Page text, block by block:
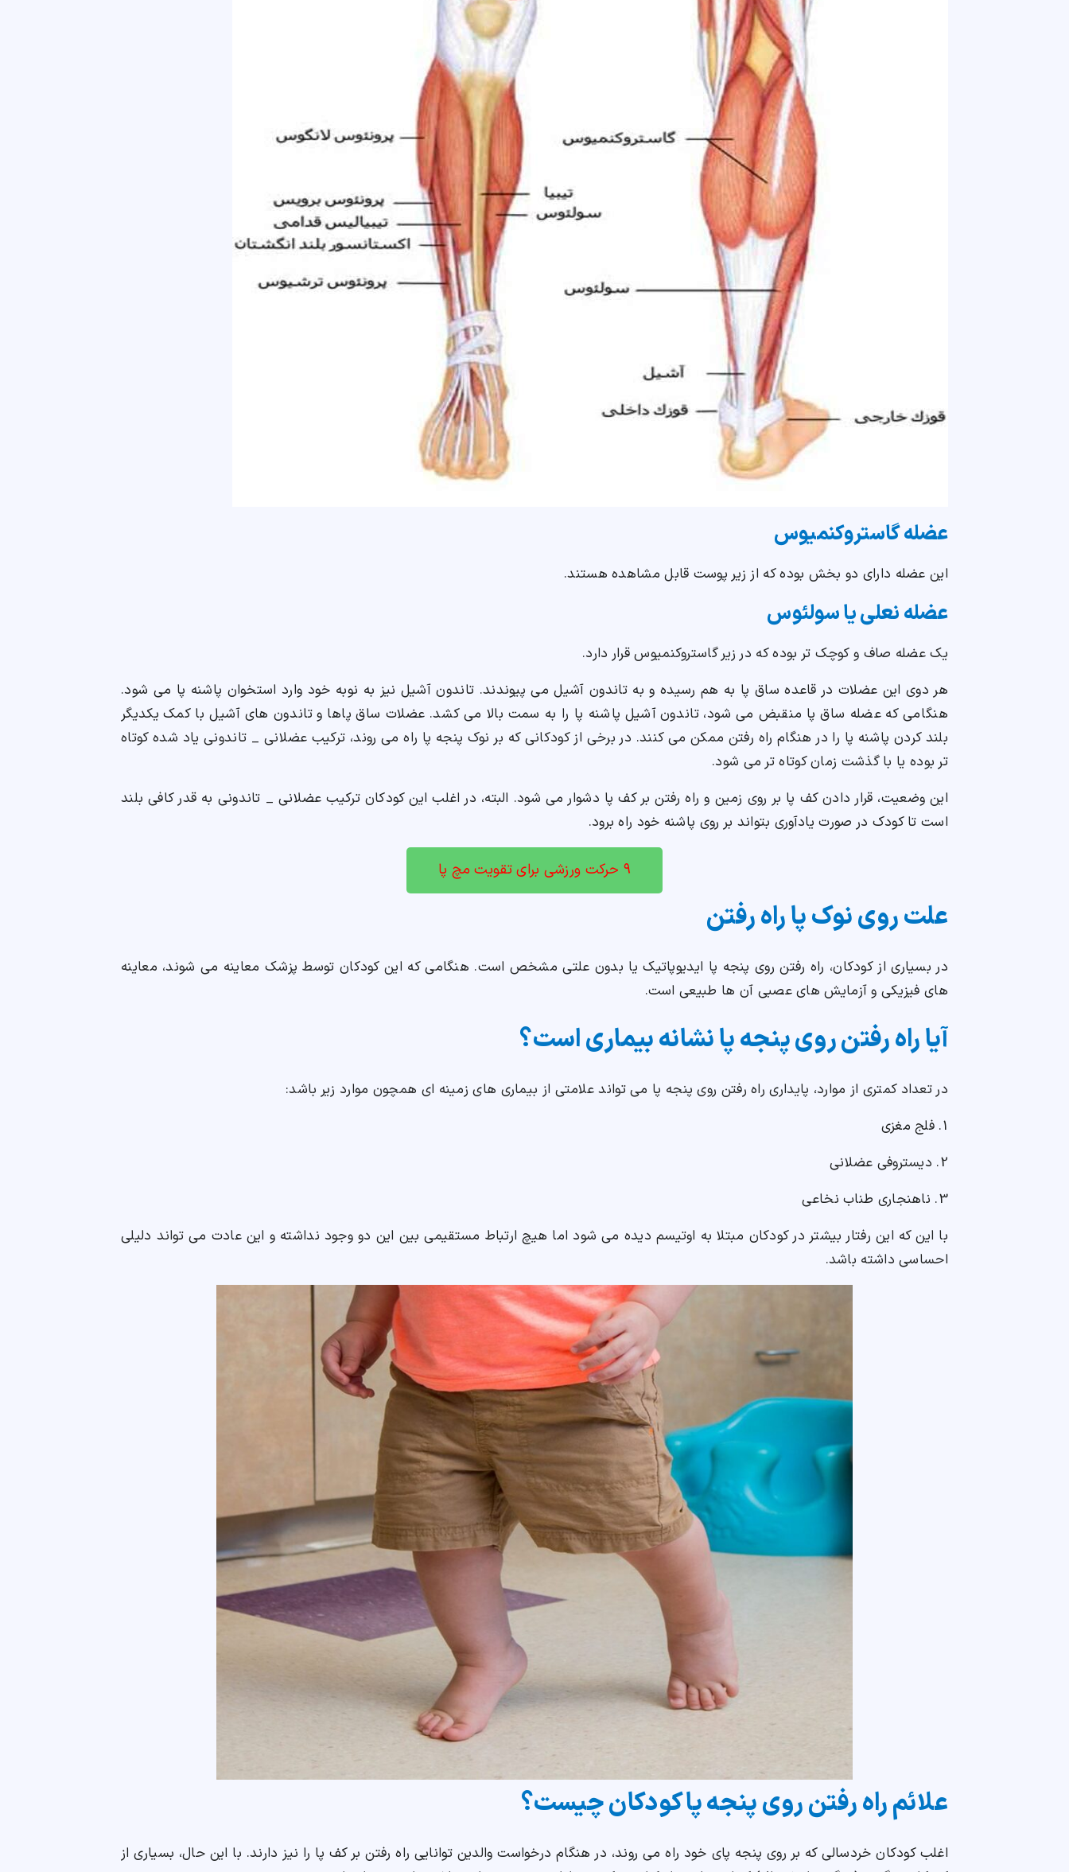
عضله گاستروکنمیوس
این عضله دارای دو بخش بوده که از زیر پوست قابل مشاهده هستند.
عضله نعلی یا سولئوس
یک عضله صاف و کوچک تر بوده که در زیر گاستروکنمیوس قرار دارد.
هر دوی این عضلات در قاعده ساق پا به هم رسیده و به تاندون آشیل می پیوندند. تاندون آشیل نیز به نوبه خود وارد استخوان پاشنه پا می شود.
هنگامی که عضله ساق پا منقبض می شود، تاندون آشیل پاشنه پا را به سمت بالا می کشد. عضلات ساق پاها و تاندون های آشیل با کمک یکدیگر
بلند کردن پاشنه پا را در هنگام راه رفتن ممکن می کنند. در برخی از کودکانی که بر نوک پنجه پا راه می روند، ترکیب عضلانی _ تاندونی یاد شده کوتاه
تر بوده یا با گذشت زمان کوتاه تر می شود.
این وضعیت، قرار دادن کف پا بر روی زمین و راه رفتن بر کف پا دشوار می شود. البته، در اغلب این کودکان ترکیب عضلانی _ تاندونی به قدر کافی بلند
است تا کودک در صورت یادآوری بتواند بر روی پاشنه خود راه برود.
۹ حرکت ورزشی برای تقویت مچ پا
علت روی نوک پا راه رفتن
در بسیاری از کودکان، راه رفتن روی پنجه پا ایدیوپاتیک یا بدون علتی مشخص است. هنگامی که این کودکان توسط پزشک معاینه می شوند، معاینه
های فیزیکی و آزمایش های عصبی آن ها طبیعی است.
آیا راه رفتن روی پنجه پا نشانه بیماری است؟
در تعداد کمتری از موارد، پایداری راه رفتن روی پنجه پا می تواند علامتی از بیماری های زمینه ای همچون موارد زیر باشد:
1. فلج مغزی
2. دیستروفی عضلانی
3. ناهنجاری طناب نخاعی
با این که این رفتار بیشتر در کودکان مبتلا به اوتیسم دیده می شود اما هیچ ارتباط مستقیمی بین این دو وجود نداشته و این عادت می تواند دلیلی
احساسی داشته باشد.
علائم راه رفتن روی پنجه پا کودکان چیست؟
اغلب کودکان خردسالی که بر روی پنجه پای خود راه می روند، در هنگام درخواست والدین توانایی راه رفتن بر کف پا را نیز دارند. با این حال، بسیاری از